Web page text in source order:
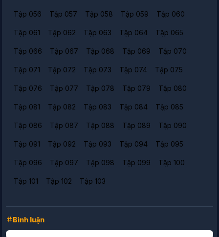
Tập 056 Tập 057 Tập 058 Tập 059 Tập 060
Tập 061 Tập 062 Tập 063 Tập 064 Tập 065
Tập 066 Tập 067 Tập 068 Tập 069 Tập 070
Tập 071 Tập 072 Tập 073 Tập 074 Tập 075
Tập 076 Tập 077 Tập 078 Tập 079 Tập 080
Tập 081 Tập 082 Tập 083 Tập 084 Tập 085
Tập 086 Tập 087 Tập 088 Tập 089 Tập 090
Tập 091 Tập 092 Tập 093 Tập 094 Tập 095
Tập 096 Tập 097 Tập 098 Tập 099 Tập 100
Tập 101 Tập 102 Tập 103
Bình luận